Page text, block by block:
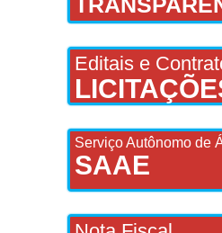
Editais e
Serviço Autônomo de
SAAE